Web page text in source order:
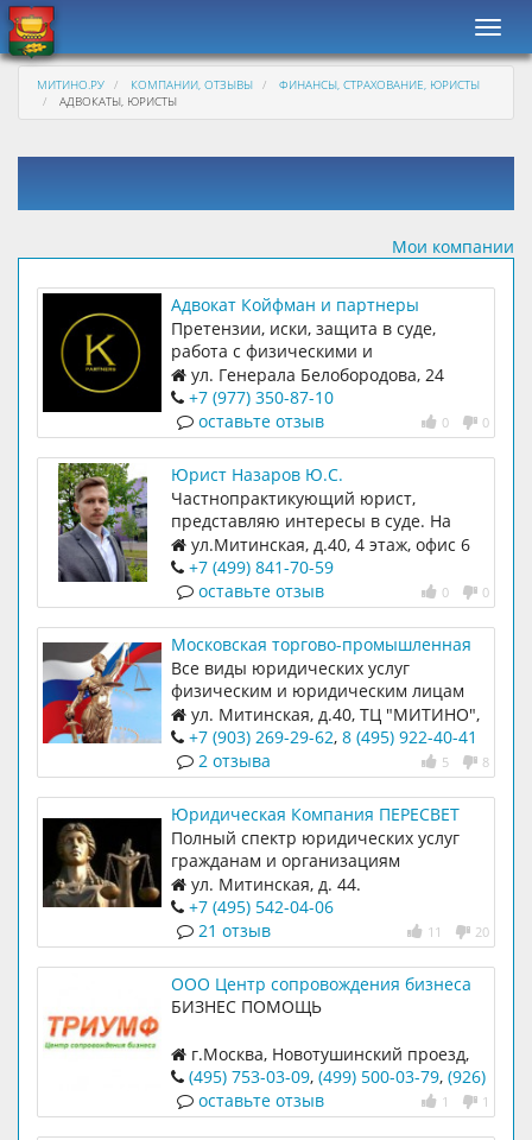
МИТИНО.РУ КОМПАНИИ, ОТЗЫВЫ
ФИНАНСЫ, СТРАХОВАНИЕ, ЮРИСТЫ
АДВОКАТЫ, ЮРИСТЫ
Мои компании
Адвокат Койфман и партнеры
Претензии, иски, защита в суде,
работа с физическими и
юридическими лицами
ул. Генерала Белобородова, 24
+7 (977) 350-87-10
0 0
оставьте отзыв
Юрист Назаров Ю.С.
Частнопрактикующий юрист,
представляю интересы в суде. На
любой стадии процесса.
ул.Митинская, д.40, 4 этаж, офис 6
+7 (499) 841-70-59
0 0
оставьте отзыв
Московская торгово-промышленная
Коллегия адвокатов
Все виды юридических услуг
физическим и юридическим лицам
НОЧНОЙ ВЫЕЗД АДВОКАТА
ул. Митинская, д.40, ТЦ "МИТИНО",
4 этаж, офис 6
+7 (903) 269-29-62, 8 (495) 922-40-41
5 8
2 отзыва
Юридическая Компания ПЕРЕСВЕТ
Полный спектр юридических услуг
гражданам и организациям
ул. Митинская, д. 44.
+7 (495) 542-04-06
11 20
21 отзыв
ООО Центр сопровождения бизнеса
"Триумф"
БИЗНЕС ПОМОЩЬ
г.Москва, Новотушинский проезд,
д.10, корп.1
(495) 753-03-09, (499) 500-03-79, (926)
761-18-17, 1 1
оставьте отзыв